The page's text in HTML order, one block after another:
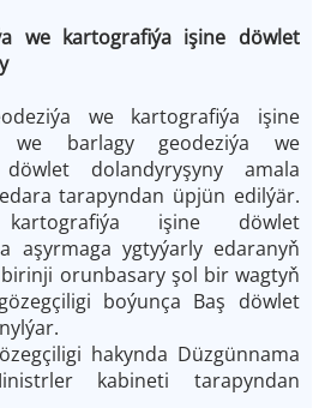
we kartografiýa işine döwlet
we kartografiýa işine
we barlagy geodeziýa we
dolandyryşyny amala
tarapyndan üpjün edilýär.
işine döwlet
aşyrmaga ygtyýarly edaranyň
orunbasary şol bir wagtyň
boýunça Baş döwlet
hakynda Düzgünnama
kabineti tarapyndan